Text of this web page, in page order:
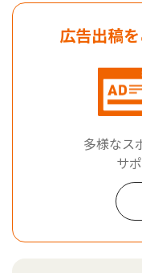
広告出稿
多様なス
サ